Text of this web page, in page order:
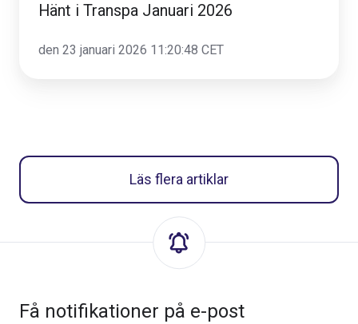
Hänt i Transpa Januari 2026
den 23 januari 2026 11:20:48 CET
Läs flera artiklar
Få notifikationer på e-post